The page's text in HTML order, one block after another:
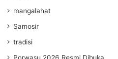
mangalahat
Samosir
tradisi